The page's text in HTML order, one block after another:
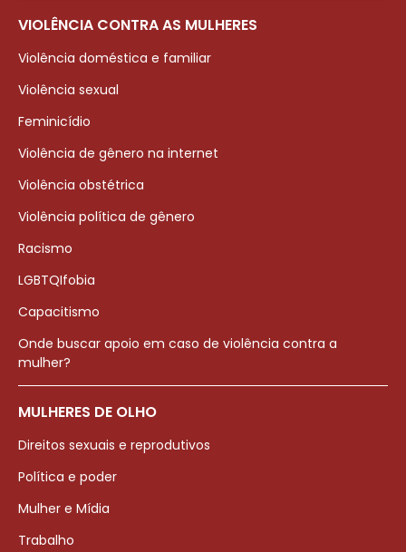
VIOLÊNCIA CONTRA AS MULHERES
Violência doméstica e familiar
Violência sexual
Feminicídio
Violência de gênero na internet
Violência obstétrica
Violência política de gênero
Racismo
LGBTQIfobia
Capacitismo
Onde buscar apoio em caso de violência contra a
mulher?
MULHERES DE OLHO
Direitos sexuais e reprodutivos
Política e poder
Mulher e Mídia
Trabalho